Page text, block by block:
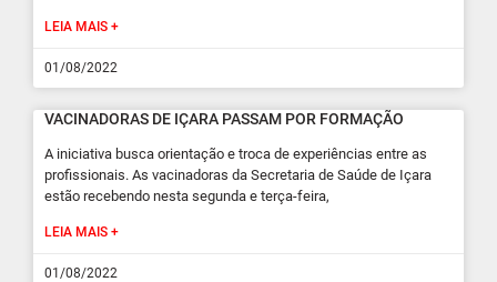
LEIA MAIS +
01/08/2022
VACINADORAS DE IÇARA PASSAM POR FORMAÇÃO
A iniciativa busca orientação e troca de experiências entre as
profissionais. As vacinadoras da Secretaria de Saúde de Içara
estão recebendo nesta segunda e terça-feira,
LEIA MAIS +
01/08/2022